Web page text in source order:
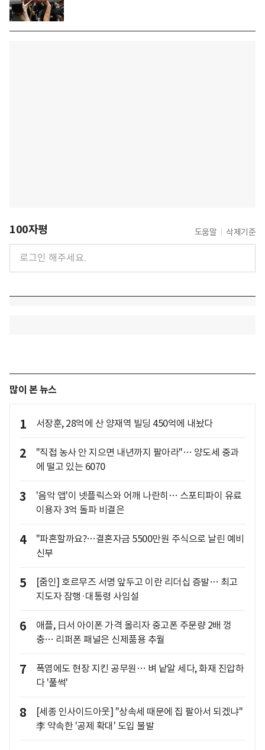
100자평 도움말 삭제기준
많이 본 뉴스
1 서장훈, 28억에 산 양재역 빌딩 450억에 내놨다
2
"직접 농사 안 지으면 내년까지 팔아라"… 양도세 중과
에 떨고 있는 6070
3
'음악 앱'이 넷플릭스와 어깨 나란히… 스포티파이 유료
이용자 3억 돌파 비결은
4
"파혼할까요?…결혼자금 5500만원 주식으로 날린 예비
신부
5
[줌인] 호르무즈 서명 앞두고 이란 리더십 증발… 최고
지도자 잠행·대통령 사임설
6
애플, 日서 아이폰 가격 올리자 중고폰 주문량 2배 껑
충… 리퍼폰 패널은 신제품용 추월
7
폭염에도 현장 지킨 공무원… 벼 낱알 세다, 화재 진압하
다 '풀썩'
8
[세종 인사이드아웃] "상속세 때문에 집 팔아서 되겠냐"
李 약속한 '공제 확대' 도입 불발